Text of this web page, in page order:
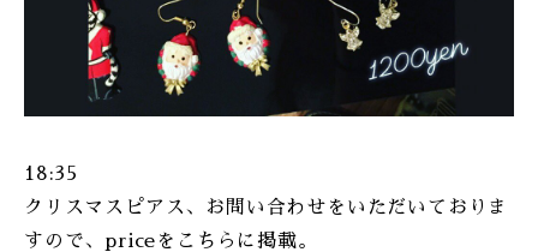
18:35
クリスマスピアス、お問い合わせをいただいておりま
すので、priceをこちらに掲載。